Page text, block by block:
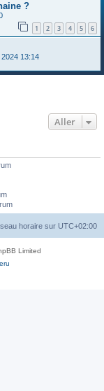
?
1 2 3 4 5 6
13:14
Aller
horaire sur UTC+02:00
Limited